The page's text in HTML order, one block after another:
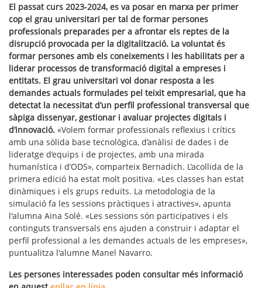
El passat curs 2023-2024, es va posar en marxa per primer
cop el grau universitari per tal de formar persones
professionals preparades per a afrontar els reptes de la
disrupció provocada per la digitalització. La voluntat és
formar persones amb els coneixements i les habilitats per a
liderar processos de transformació digital a empreses i
entitats. El grau universitari vol donar resposta a les
demandes actuals formulades pel teixit empresarial, que ha
detectat la necessitat d’un perfil professional transversal que
sàpiga dissenyar, gestionar i avaluar projectes digitals i
d’innovació. «Volem formar professionals reflexius i crítics
amb una sòlida base tecnològica, d’anàlisi de dades i de
lideratge d’equips i de projectes, amb una mirada
humanística i d’ODS», comparteix Bernadich. L’acollida de la
primera edició ha estat molt positiva. «Les classes han estat
dinàmiques i els grups reduïts. La metodologia de la
simulació fa les sessions pràctiques i atractives», apunta
l'alumna Aina Solé. «Les sessions són participatives i els
continguts transversals ens ajuden a construir i adaptar el
perfil professional a les demandes actuals de les empreses»,
puntualitza l'alumne Manel Navarro.
Les persones interessades poden consultar més informació